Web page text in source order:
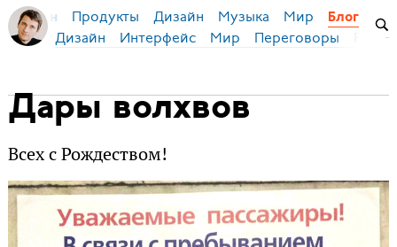
Бирман Продукты Дизайн Музыка Мир Блог
Дизайн Интерфейс Мир Переговоры
Дары волхвов
Всех с Рождеством!